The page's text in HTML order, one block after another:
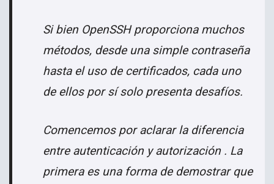
Si bien OpenSSH proporciona muchos
métodos, desde una simple contraseña
hasta el uso de certificados, cada uno
de ellos por sí solo presenta desafíos.
Comencemos por aclarar la diferencia
entre autenticación y autorización . La
primera es una forma de demostrar que